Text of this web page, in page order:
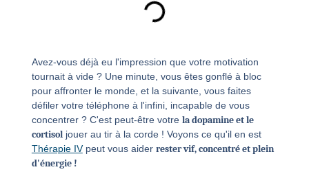
Avez-vous déjà eu l'impression que votre motivation
tournait à vide ? Une minute, vous êtes gonflé à bloc
pour affronter le monde, et la suivante, vous faites
défiler votre téléphone à l'infini, incapable de vous
concentrer ? C'est peut-être votre la dopamine et le
cortisoljouer au tir à la corde ! Voyons ce qu'il en est
Thérapie IVpeut vous aider rester vif, concentré et plein
d'énergie !